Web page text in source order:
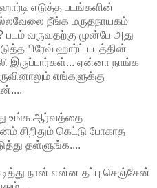
எடுத்த படங்களின்
நீங்க மருதநாயகம்
படம் வருவதற்கு முன்பே அது
பிரேவ் ஹார்ட் படத்தின்
இருப்பார்கள்... ஏன்னா நாங்க
எங்களுக்கு
உங்க ஆர்வத்தை
சிறிதும் கெட்டு போகாத
தள்ளுங்க....
நான் என்ன தப்பு செஞ்சேன்